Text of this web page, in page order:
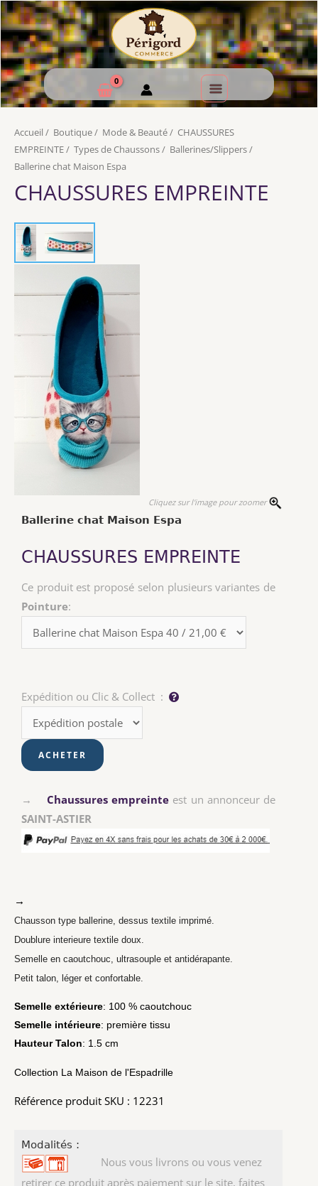
Accueil / Boutique/ Mode & Beauté/ CHAUSSURES
EMPREINTE/ Types de Chaussons/ Ballerines/Slippers/
Ballerine chat Maison Espa
CHAUSSURES EMPREINTE
Cliquez sur l'image pour zoomer
Ballerine chat Maison Espa
CHAUSSURES EMPREINTE
Ce produit est proposé selon plusieurs variantes de
Pointure:
Expédition ou Clic & Collect :
→ Chaussures empreinte est un annonceur de
SAINT-ASTIER
→
Chausson type ballerine, dessus textile imprimé.
Doublure interieure textile doux.
Semelle en caoutchouc, ultrasouple et antidérapante.
Petit talon, léger et confortable.
Semelle extérieure: 100 % caoutchouc
Semelle intérieure: première tissu
Hauteur Talon: 1.5 cm
Collection La Maison de l'Espadrille
Référence produit SKU : 12231
Modalités :
Nous vous livrons ou vous venez
retirer ce produit après paiement sur le site, faites